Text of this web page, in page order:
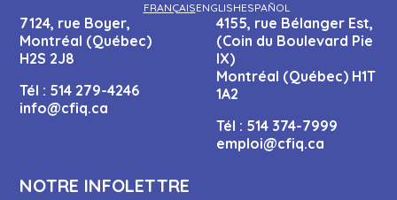
FRANÇAISENGLISHESPAÑOL
7124, rue Boyer,
Montréal (Québec)
H2S 2J8
Tél : 514 279-4246
info@cfiq.ca
4155, rue Bélanger Est,
(Coin du Boulevard Pie
IX)
Montréal (Québec) H1T
1A2
Tél : 514 374-7999
emploi@cfiq.ca
NOTRE INFOLETTRE